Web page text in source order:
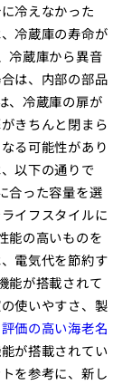
冷えなかった
冷蔵庫の寿命が
冷蔵庫から異音
は、内部の部品
、冷蔵庫の扉が
きちんと閉まら
る可能性があり
以下の通りで
合った容量を選
イフスタイルに
能の高いものを
電気代を節約す
能が搭載されて
使いやすさ、製
評価の高い海老名
が搭載されてい
を参考に、新し